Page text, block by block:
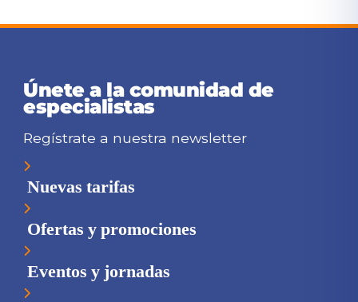
Únete a la comunidad de
especialistas
Regístrate a nuestra newsletter
Nuevas tarifas
Ofertas y promociones
Eventos y jornadas